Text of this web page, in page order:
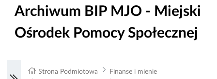
Archiwum BIP MJO - Miejski
Ośrodek Pomocy Społecznej
Strona Podmiotowa
Finanse i mienie